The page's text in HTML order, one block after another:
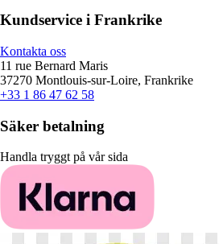
Kundservice i Frankrike
Kontakta oss
11 rue Bernard Maris
37270 Montlouis-sur-Loire, Frankrike
+33 1 86 47 62 58
Säker betalning
Handla tryggt på vår sida